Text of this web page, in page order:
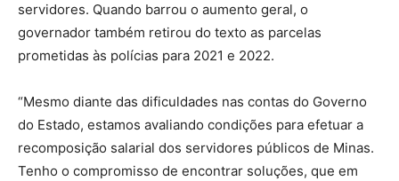
servidores. Quando barrou o aumento geral, o
governador também retirou do texto as parcelas
prometidas às polícias para 2021 e 2022.
“Mesmo diante das dificuldades nas contas do Governo
do Estado, estamos avaliando condições para efetuar a
recomposição salarial dos servidores públicos de Minas.
Tenho o compromisso de encontrar soluções, que em